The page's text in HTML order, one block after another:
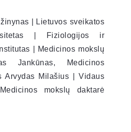
| Lietuvos sveikatos
| Fiziologijos ir
| Medicinos mokslų
Jankūnas, Medicinos
Arvydas Milašius | Vidaus
mokslų daktarė